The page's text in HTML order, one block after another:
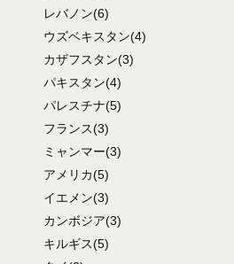
レバノン(6)
ウズベキスタン(4)
カザフスタン(3)
パキスタン(4)
パレスチナ(5)
フランス(3)
ミャンマー(3)
アメリカ(5)
イエメン(3)
カンボジア(3)
キルギス(5)